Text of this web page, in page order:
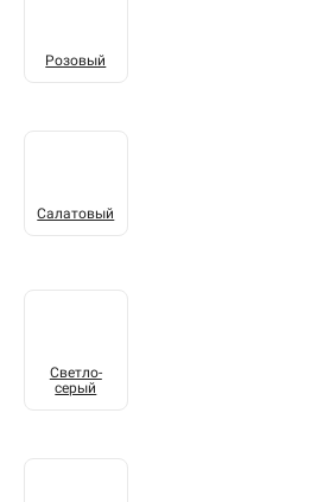
Розовый
Салатовый
Светло-
серый